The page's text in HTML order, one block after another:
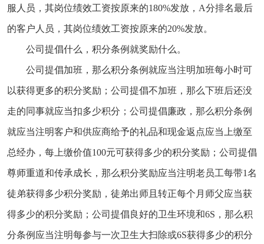
服人员，其岗位绩效工资按原来的180%发放，A分排名最后
的客户人员，其岗位绩效工资按原来的20%发放。
公司提倡什么，积分条例就奖励什么。
公司提倡加班，那么积分条例就应当注明加班每小时可
以获得更多的积分奖励；公司提倡不加班，那么下班后还没
走的同事就应当扣多少积分；公司提倡廉政，那么积分条例
就应当注明客户和供应商给予的礼品和现金返点应当上缴至
总经办，每上缴价值100元可获得多少的积分奖励；公司提倡
尊师重道和传承成长，那么积分奖励应当注明老员工每带1名
徒弟获得多少积分奖励，徒弟出师且转正每个月师父应当获
得多少的积分奖励；公司提倡良好的卫生环境和6S，那么积
分条例应当注明每参与一次卫生大扫除或6S获得多少的积分